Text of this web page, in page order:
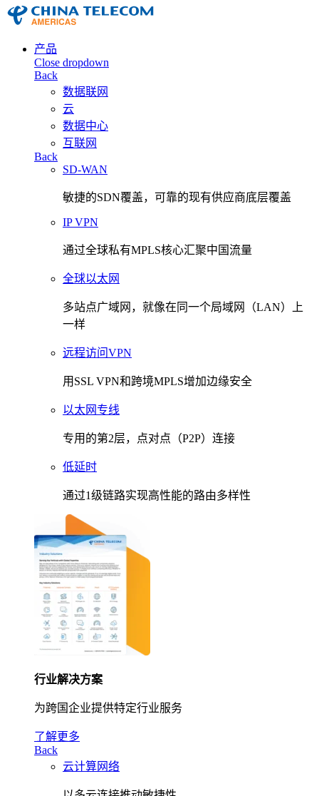
产品
Close dropdown
Back
数据联网
云
数据中心
互联网
Back
SD-WAN
敏捷的SDN覆盖，可靠的现有供应商底层覆盖
IP VPN
通过全球私有MPLS核心汇聚中国流量
全球以太网
多站点广域网，就像在同一个局域网（LAN）上
一样
远程访问VPN
用SSL VPN和跨境MPLS增加边缘安全
以太网专线
专用的第2层，点对点（P2P）连接
低延时
通过1级链路实现高性能的路由多样性
行业解决方案
为跨国企业提供特定行业服务
了解更多
Back
云计算网络